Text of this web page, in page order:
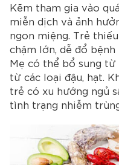
Kẽm tham gia vào
miễn dịch và ảnh
ngon miệng. Trẻ
chậm lớn, dễ đổ
Mẹ có thể bổ sung từ
từ các loại đậu, hạt.
trẻ có xu hướng ngủ
tình trạng nhiễm